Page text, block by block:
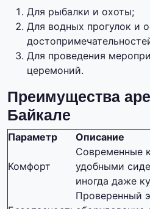
Для рыбалки и охоты;
Для водных прогулок и
Для проведения
церемоний.
Преимущества
Байкале
Параметр Описание
Комфорт
Современные
удобными
иногда даже
Проверенный